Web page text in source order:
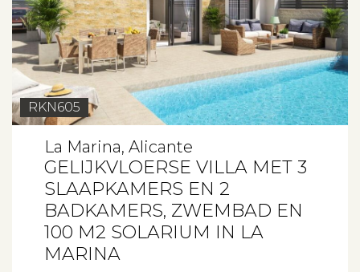
RKN605
La Marina, Alicante
GELIJKVLOERSE VILLA MET 3
SLAAPKAMERS EN 2
BADKAMERS, ZWEMBAD EN
100 M2 SOLARIUM IN LA
MARINA